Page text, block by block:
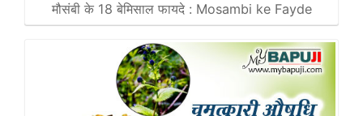
मौसंबी के 18 बेमिसाल फायदे : Mosambi ke Fayde